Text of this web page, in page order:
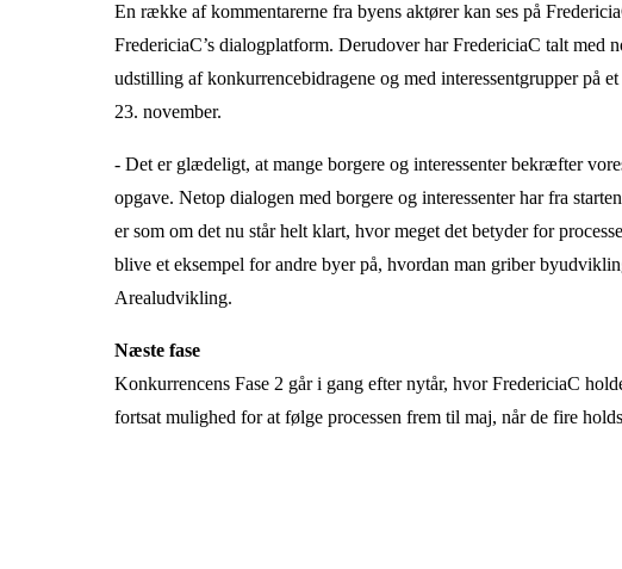
En række af kommentarerne fra byens aktører kan ses på
FredericiaC’s dialogplatform. Derudover har FredericiaC talt med
udstilling af konkurrencebidragene og med interessentgrupper på
23. november.
- Det er glædeligt, at mange borgere og interessenter bekræfter
opgave. Netop dialogen med borgere og interessenter har fra
er som om det nu står helt klart, hvor meget det betyder for
blive et eksempel for andre byer på, hvordan man griber
Arealudvikling.
Næste fase
Konkurrencens Fase 2 går i gang efter nytår, hvor FredericiaC
fortsat mulighed for at følge processen frem til maj, når de fire